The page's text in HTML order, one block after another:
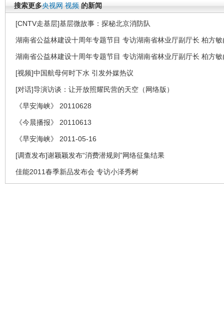
搜索更多央视网 视频 的新闻
[CNTV走基层]基层微故事：探秘北京消防队
湖南省公益林建设十周年专题节目 专访湖南省林业厅副厅长 柏方
湖南省公益林建设十周年专题节目 专访湖南省林业厅副厅长 柏方
[视频]中国航母何时下水 引发外媒热议
[对话]导演访谈：让开放照耀民营的天空（网络版）
《早安海峡》 20110628
《今晨播报》 20110613
《早安海峡》 2011-05-16
[调查发布]谢颖颖发布“消费潜规则”网络征集结果
佳能2011春季新品发布会 专访小泽秀树